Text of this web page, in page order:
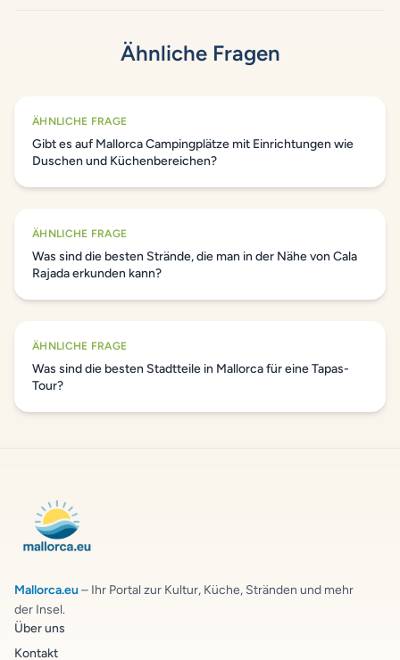
Ähnliche Fragen
ÄHNLICHE FRAGE
Gibt es auf Mallorca Campingplätze mit Einrichtungen wie
Duschen und Küchenbereichen?
ÄHNLICHE FRAGE
Was sind die besten Strände, die man in der Nähe von Cala
Rajada erkunden kann?
ÄHNLICHE FRAGE
Was sind die besten Stadtteile in Mallorca für eine Tapas-
Tour?
Mallorca.eu – Ihr Portal zur Kultur, Küche, Stränden und mehr
der Insel.
Über uns
Kontakt